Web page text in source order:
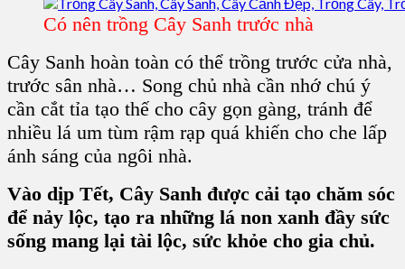
Có nên trồng Cây Sanh trước nhà
Cây Sanh hoàn toàn có thể trồng trước cửa nhà,
trước sân nhà… Song chủ nhà cần nhớ chú ý
cần cắt tỉa tạo thế cho cây gọn gàng, tránh để
nhiều lá um tùm rậm rạp quá khiến cho che lấp
ánh sáng của ngôi nhà.
Vào dịp Tết, Cây Sanh được cải tạo chăm sóc
để nảy lộc, tạo ra những lá non xanh đầy sức
sống mang lại tài lộc, sức khỏe cho gia chủ.